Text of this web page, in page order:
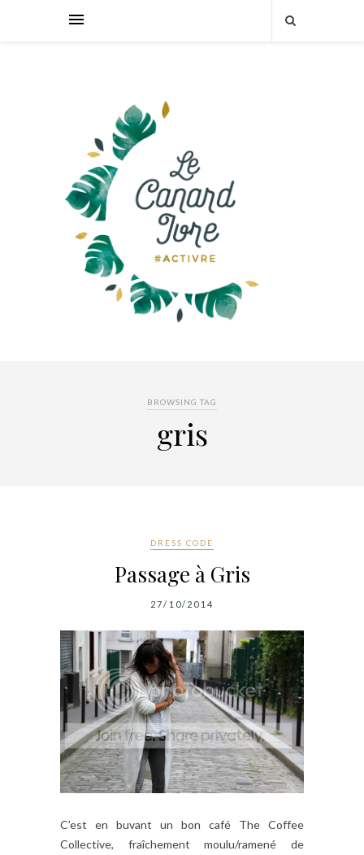
BROWSING TAG
gris
DRESS CODE
Passage à Gris
27/10/2014
C’est en buvant un bon café The Coffee
Collective, fraîchement moulu/ramené de